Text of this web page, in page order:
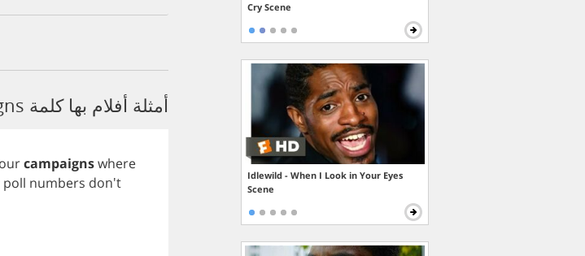
أمثلة أفلام بها كلمة Campaigns
campaignswhere
poll numbers don't
Cry Scene
Idlewild - When I Look in Your Eyes
Scene